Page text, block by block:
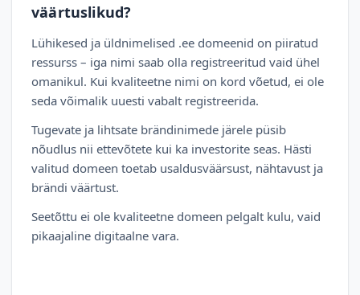
väärtuslikud?
Lühikesed ja üldnimelised .ee domeenid on piiratud
ressurss – iga nimi saab olla registreeritud vaid ühel
omanikul. Kui kvaliteetne nimi on kord võetud, ei ole
seda võimalik uuesti vabalt registreerida.
Tugevate ja lihtsate brändinimede järele püsib
nõudlus nii ettevõtete kui ka investorite seas. Hästi
valitud domeen toetab usaldusväärsust, nähtavust ja
brändi väärtust.
Seetõttu ei ole kvaliteetne domeen pelgalt kulu, vaid
pikaajaline digitaalne vara.